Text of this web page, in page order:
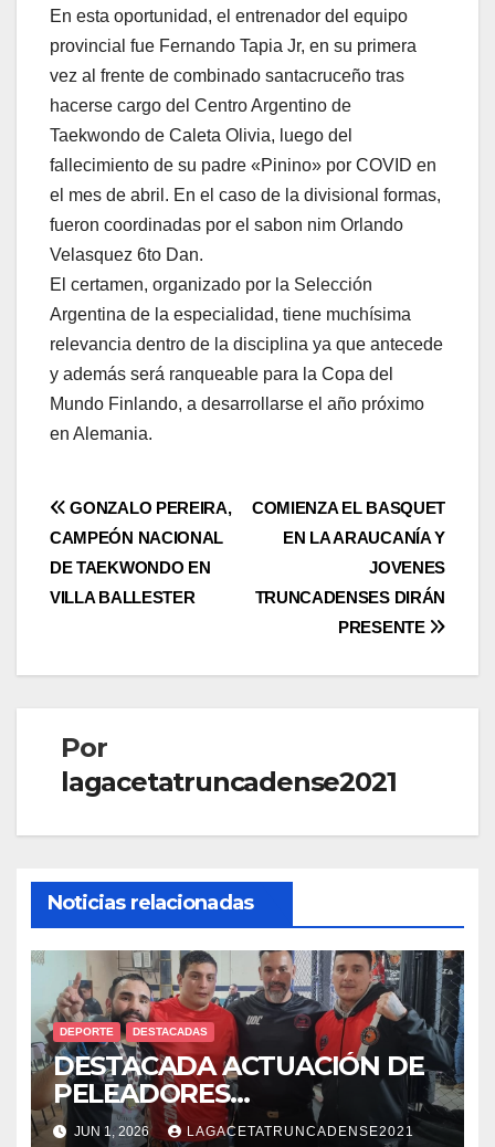
En esta oportunidad, el entrenador del equipo
provincial fue Fernando Tapia Jr, en su primera
vez al frente de combinado santacruceño tras
hacerse cargo del Centro Argentino de
Taekwondo de Caleta Olivia, luego del
fallecimiento de su padre «Pinino» por COVID en
el mes de abril. En el caso de la divisional formas,
fueron coordinadas por el sabon nim Orlando
Velasquez 6to Dan.
El certamen, organizado por la Selección
Argentina de la especialidad, tiene muchísima
relevancia dentro de la disciplina ya que antecede
y además será ranqueable para la Copa del
Mundo Finlando, a desarrollarse el año próximo
en Alemania.
Navegación
de
entradas
COMIENZA EL BASQUET
EN LA ARAUCANÍA Y
JOVENES
TRUNCADENSES DIRÁN
PRESENTE
GONZALO PEREIRA,
CAMPEÓN NACIONAL
DE TAEKWONDO EN
VILLA BALLESTER
Por
lagacetatruncadense2021
Noticias relacionadas
DEPORTE DESTACADAS
DESTACADA ACTUACIÓN DE
PELEADORES
TRUNCADENSES EN TORNEO
JUN 1, 2026 LAGACETATRUNCADENSE2021